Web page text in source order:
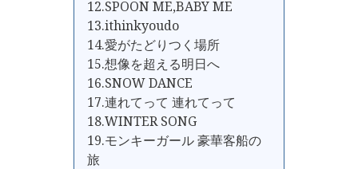
12.SPOON ME,BABY ME
13.ithinkyoudo
14.愛がたどりつく場所
15.想像を超える明日へ
16.SNOW DANCE
17.連れてって 連れてって
18.WINTER SONG
19.モンキーガール 豪華客船の
旅